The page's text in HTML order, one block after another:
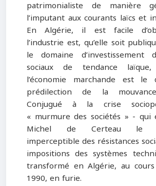
patrimonialiste de manière
l’imputant aux courants laïcs et
En Algérie, il est facile
l’industrie est, qu’elle soit
le domaine d’investissement
sociaux de tendance
l’économie marchande est le
prédilection de la
Conjugué à la crise
« murmure des sociétés » - qui
Michel de Certeau le
imperceptible des résistances
impositions des systèmes
transformé en Algérie, au
1990, en furie.